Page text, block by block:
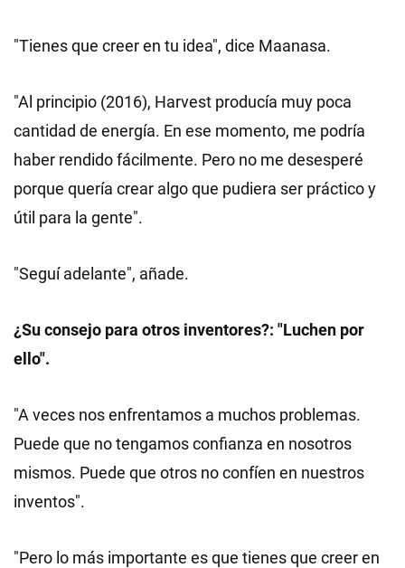
"Tienes que creer en tu idea", dice Maanasa.
"Al principio (2016), Harvest producía muy poca
cantidad de energía. En ese momento, me podría
haber rendido fácilmente. Pero no me desesperé
porque quería crear algo que pudiera ser práctico y
útil para la gente".
"Seguí adelante", añade.
¿Su consejo para otros inventores?: "Luchen por
ello".
"A veces nos enfrentamos a muchos problemas.
Puede que no tengamos confianza en nosotros
mismos. Puede que otros no confíen en nuestros
inventos".
"Pero lo más importante es que tienes que creer en